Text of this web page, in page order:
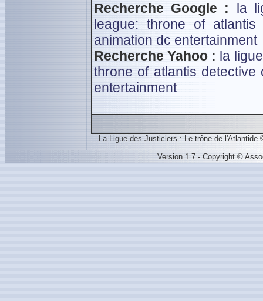
Recherche Google :
la
league: throne of
animation dc entertainment
Recherche Yahoo : la
throne of atlantis detective
entertainment
La Ligue des Justiciers : Le trône de
Version 1.7 - Copyright ©